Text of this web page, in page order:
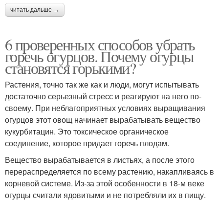
читать дальше →
6 проверенных способов убрать
горечь огурцов. Почему огурцы
становятся горькими?
Растения, точно так же как и люди, могут испытывать
достаточно серьезный стресс и реагируют на него по-
своему. При неблагоприятных условиях выращивания
огурцов этот овощ начинает вырабатывать вещество
кукурбитацин. Это токсическое органическое
соединение, которое придает горечь плодам.
Вещество вырабатывается в листьях, а после этого
перераспределяется по всему растению, накапливаясь в
корневой системе. Из-за этой особенности в 18-м веке
огурцы считали ядовитыми и не потребляли их в пищу.